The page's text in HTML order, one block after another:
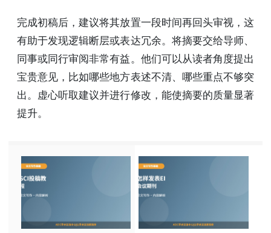
完成初稿后，建议将其放置一段时间再回头审视，这
有助于发现逻辑断层或表达冗余。将摘要交给导师、
同事或同行审阅非常有益。他们可以从读者角度提出
宝贵意见，比如哪些地方表述不清、哪些重点不够突
出。虚心听取建议并进行修改，能使摘要的质量显著
提升。